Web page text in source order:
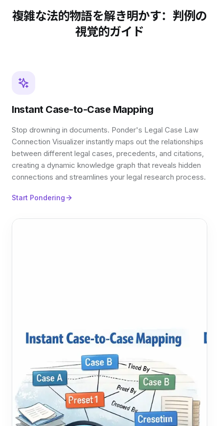
複雑な法的物語を解き明かす：判例の
視覚的ガイド
Instant Case-to-Case Mapping
Stop drowning in documents. Ponder's Legal Case Law
Connection Visualizer instantly maps out the relationships
between different legal cases, precedents, and citations,
creating a dynamic knowledge graph that reveals hidden
connections and streamlines your legal research process.
Start Pondering